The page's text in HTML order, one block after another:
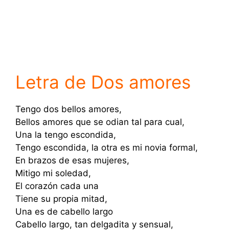
Letra de Dos amores
Tengo dos bellos amores,
Bellos amores que se odian tal para cual,
Una la tengo escondida,
Tengo escondida, la otra es mi novia formal,
En brazos de esas mujeres,
Mitigo mi soledad,
El corazón cada una
Tiene su propia mitad,
Una es de cabello largo
Cabello largo, tan delgadita y sensual,